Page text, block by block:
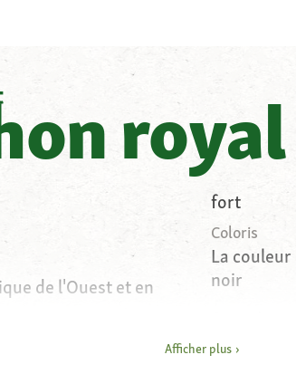
royal
de l'Ouest et en
fort
Coloris
La
noir
Aime se
Afficher plus